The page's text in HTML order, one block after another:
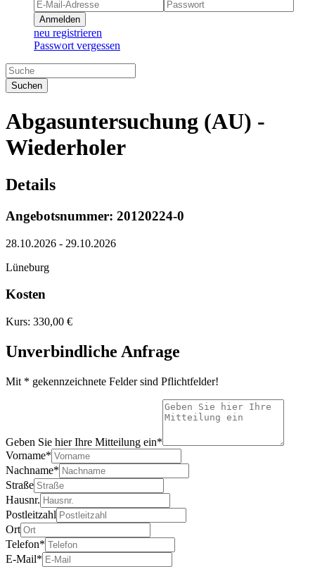
Anmelden
neu registrieren
Passwort vergessen
Suchen
Abgasuntersuchung (AU) -
Wiederholer
Details
Angebotsnummer: 20120224-0
28.10.2026 - 29.10.2026
Lüneburg
Kosten
Kurs: 330,00 €
Unverbindliche Anfrage
Mit * gekennzeichnete Felder sind Pflichtfelder!
Geben Sie hier Ihre Mitteilung ein*
Vorname*
Nachname*
Straße
Hausnr.
Postleitzahl
Ort
Telefon*
E-Mail*